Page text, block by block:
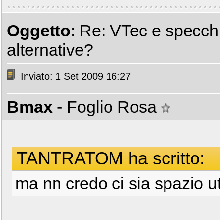
Oggetto: Re: VTec e
alternative?
Inviato: 1 Set 2009 16:27
Bmax - Foglio Rosa
TANTRATOM ha scritto:
ma nn credo ci sia spazio